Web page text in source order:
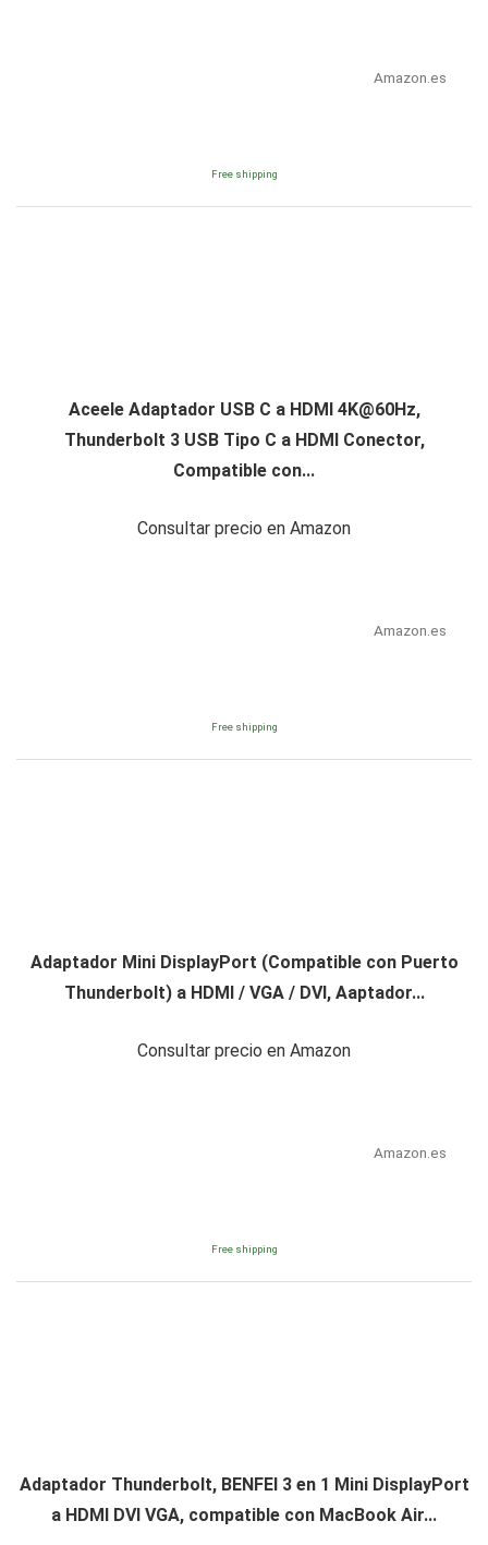
Amazon.es
Free shipping
Aceele Adaptador USB C a HDMI 4K@60Hz,
Thunderbolt 3 USB Tipo C a HDMI Conector,
Compatible con...
Consultar precio en Amazon
Amazon.es
Free shipping
Adaptador Mini DisplayPort (Compatible con Puerto
Thunderbolt) a HDMI / VGA / DVI, Aaptador...
Consultar precio en Amazon
Amazon.es
Free shipping
Adaptador Thunderbolt, BENFEI 3 en 1 Mini DisplayPort
a HDMI DVI VGA, compatible con MacBook Air...